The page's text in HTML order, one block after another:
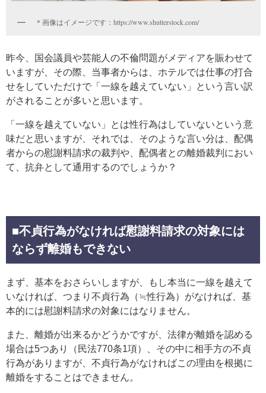
＊画像はイメージです：https://www.shutterstock.com/
昨今、国会議員や芸能人の不倫問題がメディアを賑わせて
いますが、その際、当事者からは、ホテルでは仕事の打合
せをしていただけで「一線を越えていない」という言い訳
がされることが多いと思います。
「一線を越えていない」とは性行為はしていないという意
味だと思いますが、それでは、そのような言い分は、配偶
者からの慰謝料請求の裁判や、配偶者との離婚裁判におい
て、抗弁として通用するのでしょうか？
■不貞行為がなければ慰謝料請求の対象には
ならず離婚もできない
まず、基本をおさらいしますが、もし本当に一線を越えて
いなければ、つまり不貞行為（≒性行為）がなければ、基
本的には慰謝料請求の対象にはなりません。
また、離婚が出来るかどうかですが、法律が離婚を認める
場合は5つあり（民法770条1項）、その中に相手方の不貞
行為がありますが、不貞行為がなければこの理由を根拠に
離婚をすることはできません。